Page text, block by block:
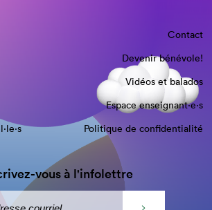
Contact
Devenir bénévole!
Vidéos et balados
Espace enseignant·e⋅s
Politique de confidentialité
vous à l'infolettre